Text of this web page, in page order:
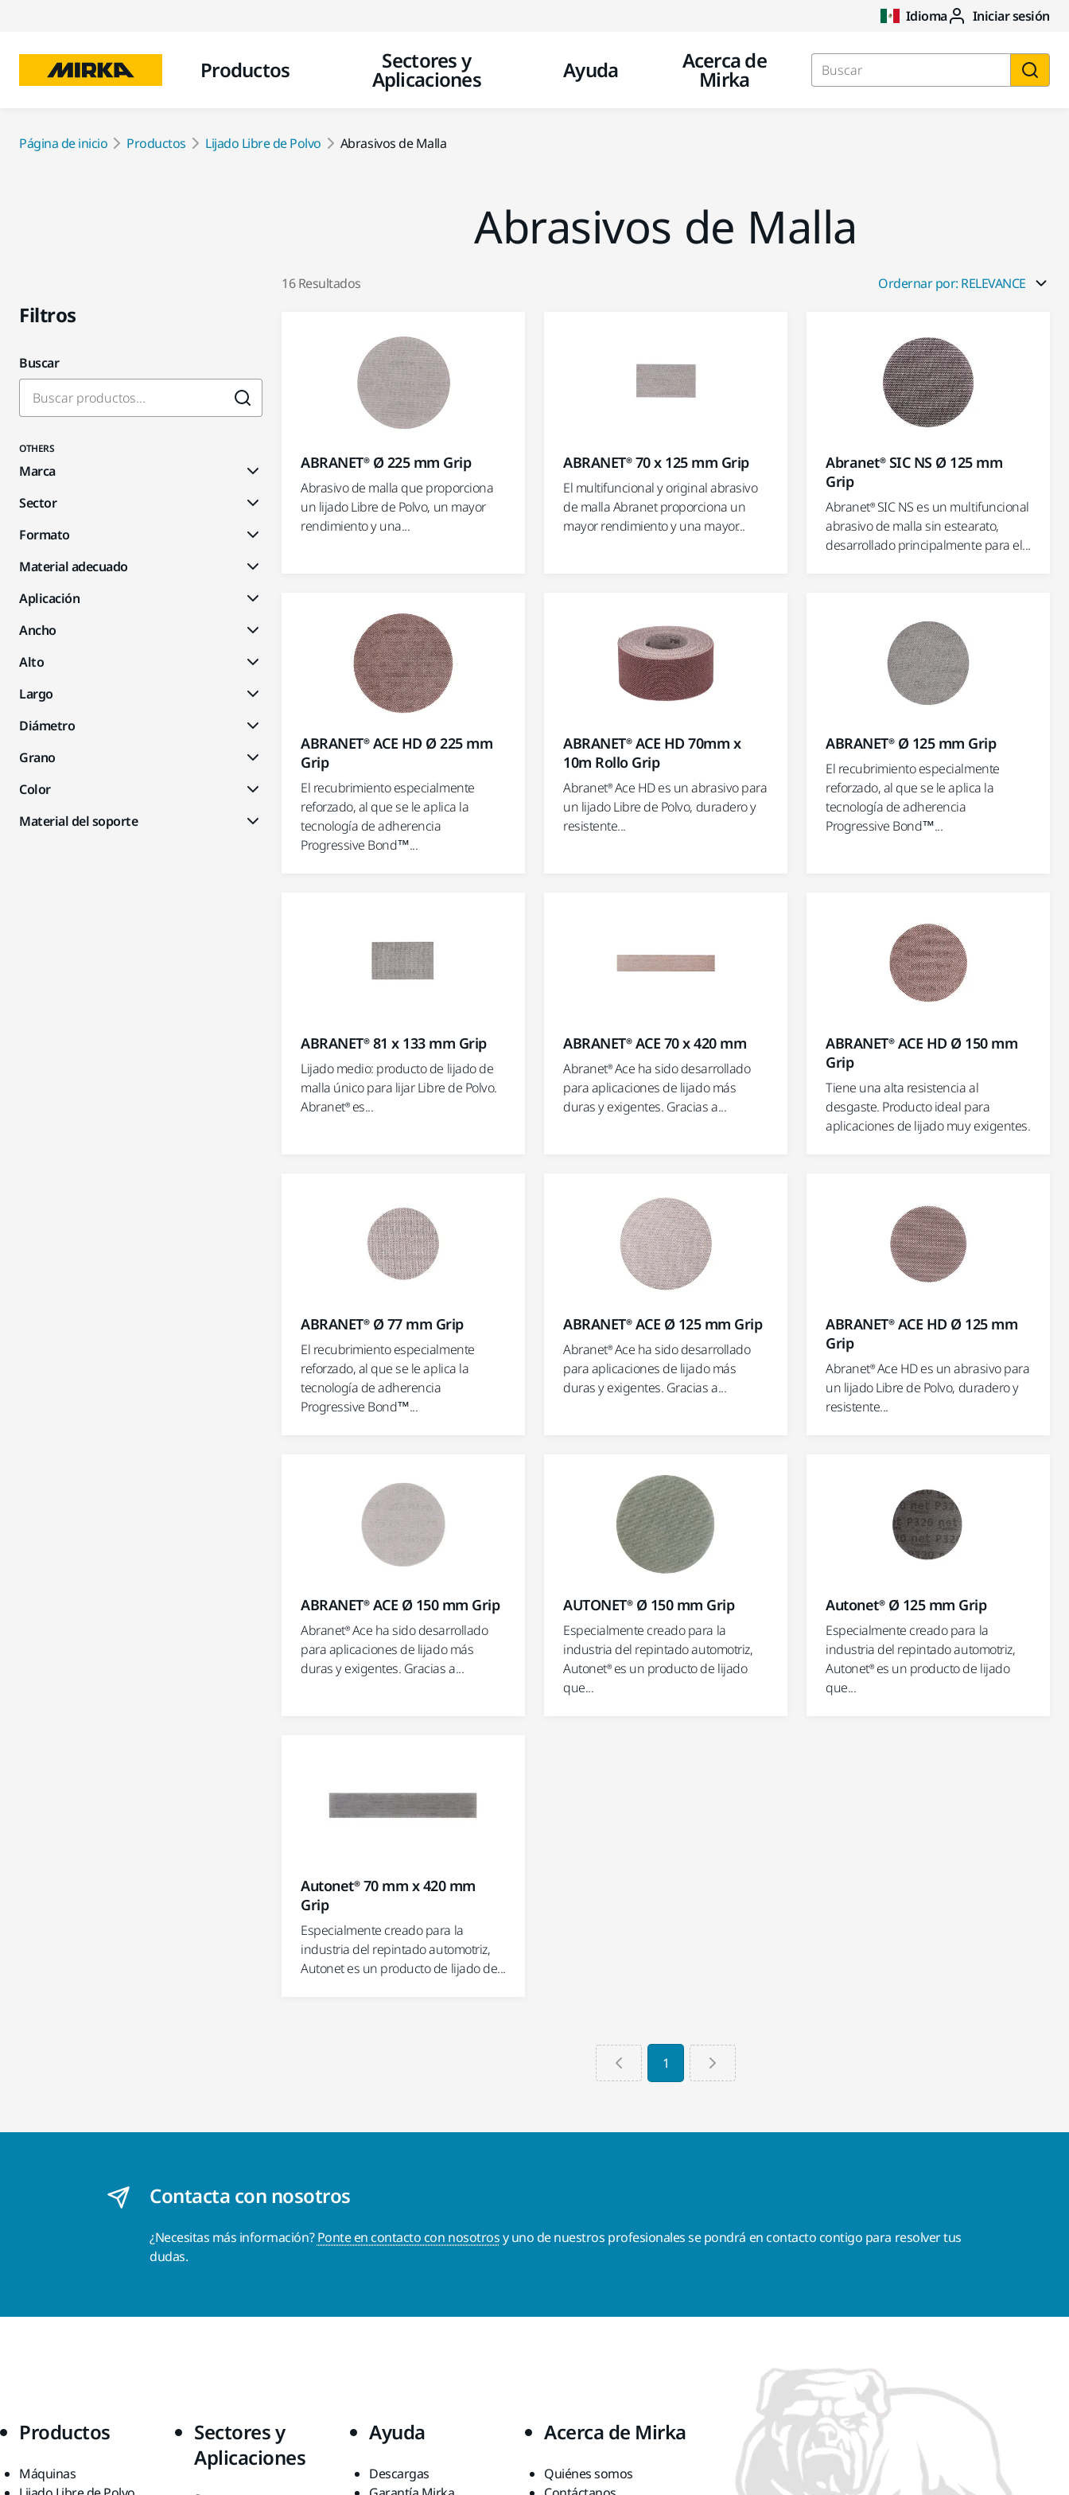
Idioma Iniciar sesión
Productos Sectores y
Aplicaciones Ayuda Acerca de
Mirka Buscar
Página de inicio Productos Lijado Libre de Polvo Abrasivos de Malla
Abrasivos de Malla
16 Resultados Ordernar por: RELEVANCE
Filtros
Buscar
OTHERS
Marca
Sector
Formato
Material adecuado
Aplicación
Ancho
Alto
Largo
Diámetro
Grano
Color
Material del soporte
ABRANET® Ø 225 mm Grip
Abrasivo de malla que proporciona
un lijado Libre de Polvo, un mayor
rendimiento y una...
ABRANET® 70 x 125 mm Grip
El multifuncional y original abrasivo
de malla Abranet proporciona un
mayor rendimiento y una mayor...
Abranet® SIC NS Ø 125 mm
Grip
Abranet® SIC NS es un multifuncional
abrasivo de malla sin estearato,
desarrollado principalmente para el...
ABRANET® ACE HD Ø 225 mm
Grip
El recubrimiento especialmente
reforzado, al que se le aplica la
tecnología de adherencia
Progressive Bond™...
ABRANET® ACE HD 70mm x
10m Rollo Grip
Abranet® Ace HD es un abrasivo para
un lijado Libre de Polvo, duradero y
resistente...
ABRANET® Ø 125 mm Grip
El recubrimiento especialmente
reforzado, al que se le aplica la
tecnología de adherencia
Progressive Bond™...
ABRANET® 81 x 133 mm Grip
Lijado medio: producto de lijado de
malla único para lijar Libre de Polvo.
Abranet® es...
ABRANET® ACE 70 x 420 mm
Abranet® Ace ha sido desarrollado
para aplicaciones de lijado más
duras y exigentes. Gracias a...
ABRANET® ACE HD Ø 150 mm
Grip
Tiene una alta resistencia al
desgaste. Producto ideal para
aplicaciones de lijado muy exigentes.
ABRANET® Ø 77 mm Grip
El recubrimiento especialmente
reforzado, al que se le aplica la
tecnología de adherencia
Progressive Bond™...
ABRANET® ACE Ø 125 mm Grip
Abranet® Ace ha sido desarrollado
para aplicaciones de lijado más
duras y exigentes. Gracias a...
ABRANET® ACE HD Ø 125 mm
Grip
Abranet® Ace HD es un abrasivo para
un lijado Libre de Polvo, duradero y
resistente...
ABRANET® ACE Ø 150 mm Grip
Abranet® Ace ha sido desarrollado
para aplicaciones de lijado más
duras y exigentes. Gracias a...
AUTONET® Ø 150 mm Grip
Especialmente creado para la
industria del repintado automotriz,
Autonet® es un producto de lijado
que...
Autonet® Ø 125 mm Grip
Especialmente creado para la
industria del repintado automotriz,
Autonet® es un producto de lijado
que...
Autonet® 70 mm x 420 mm
Grip
Especialmente creado para la
industria del repintado automotriz,
Autonet es un producto de lijado de...
1
Contacta con nosotros
¿Necesitas más información?Ponte en contacto con nosotrosy uno de nuestros profesionales se pondrá en contacto contigo para resolver tus
dudas.
Productos
Máquinas
Sectores y
Aplicaciones
Ayuda
Descargas
Acerca de Mirka
Quiénes somos